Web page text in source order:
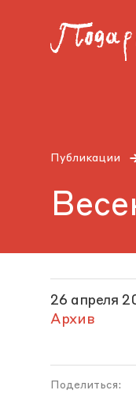
Публикации
26 апреля
Архив
Поделиться: